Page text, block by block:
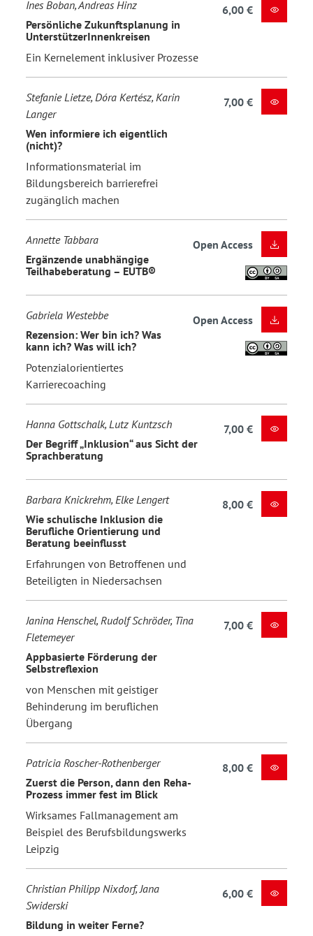
Ines Boban, Andreas Hinz
Persönliche Zukunftsplanung in
UnterstützerInnenkreisen
Ein Kernelement inklusiver Prozesse
6,00 €
Stefanie Lietze, Dóra Kertész, Karin
Langer
Wen informiere ich eigentlich
(nicht)?
Informationsmaterial im
Bildungsbereich barrierefrei
zugänglich machen
7,00 €
Annette Tabbara
Ergänzende unabhängige
Teilhabeberatung – EUTB®
Open Access
Gabriela Westebbe
Rezension: Wer bin ich? Was
kann ich? Was will ich?
Potenzialorientiertes
Karrierecoaching
Open Access
Hanna Gottschalk, Lutz Kuntzsch
Der Begriff „Inklusion“ aus Sicht der
Sprachberatung
7,00 €
Barbara Knickrehm, Elke Lengert
Wie schulische Inklusion die
Berufliche Orientierung und
Beratung beeinflusst
Erfahrungen von Betroffenen und
Beteiligten in Niedersachsen
8,00 €
Janina Henschel, Rudolf Schröder, Tina
Fletemeyer
Appbasierte Förderung der
Selbstreflexion
von Menschen mit geistiger
Behinderung im beruflichen
Übergang
7,00 €
Patricia Roscher-Rothenberger
Zuerst die Person, dann den Reha-
Prozess immer fest im Blick
Wirksames Fallmanagement am
Beispiel des Berufsbildungswerks
Leipzig
8,00 €
Christian Philipp Nixdorf, Jana
Swiderski
Bildung in weiter Ferne?
6,00 €